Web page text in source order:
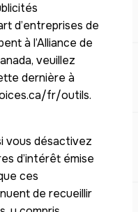
d’entreprises de
à l’Alliance de
veuillez
dernière à
fr/outils.
vous désactivez
d’intérêt émise
ces
de recueillir